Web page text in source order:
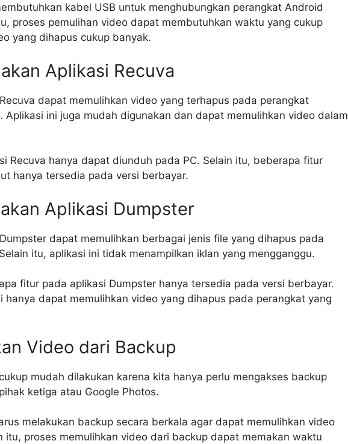
kabel USB untuk menghubungkan perangkat Android
proses pemulihan video dapat membutuhkan waktu yang cukup
yang dihapus cukup banyak.
Aplikasi Recuva
dapat memulihkan video yang terhapus pada perangkat
Aplikasi ini juga mudah digunakan dan dapat memulihkan video dalam
Recuva hanya dapat diunduh pada PC. Selain itu, beberapa fitur
hanya tersedia pada versi berbayar.
Aplikasi Dumpster
dapat memulihkan berbagai jenis file yang dihapus pada
itu, aplikasi ini tidak menampilkan iklan yang mengganggu.
fitur pada aplikasi Dumpster hanya tersedia pada versi berbayar.
hanya dapat memulihkan video yang dihapus pada perangkat yang
Video dari Backup
mudah dilakukan karena kita hanya perlu mengakses backup
ketiga atau Google Photos.
melakukan backup secara berkala agar dapat memulihkan video
itu, proses memulihkan video dari backup dapat memakan waktu